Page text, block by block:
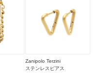
Zanipolo Terzini
ステンレスピアス